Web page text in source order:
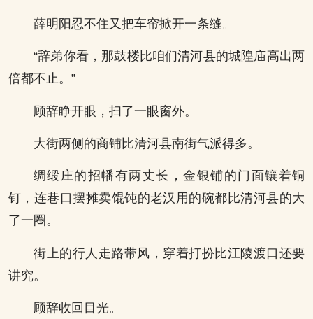
薛明阳忍不住又把车帘掀开一条缝。
“辞弟你看，那鼓楼比咱们清河县的城隍庙高出两
倍都不止。”
顾辞睁开眼，扫了一眼窗外。
大街两侧的商铺比清河县南街气派得多。
绸缎庄的招幡有两丈长，金银铺的门面镶着铜
钉，连巷口摆摊卖馄饨的老汉用的碗都比清河县的大
了一圈。
街上的行人走路带风，穿着打扮比江陵渡口还要
讲究。
顾辞收回目光。